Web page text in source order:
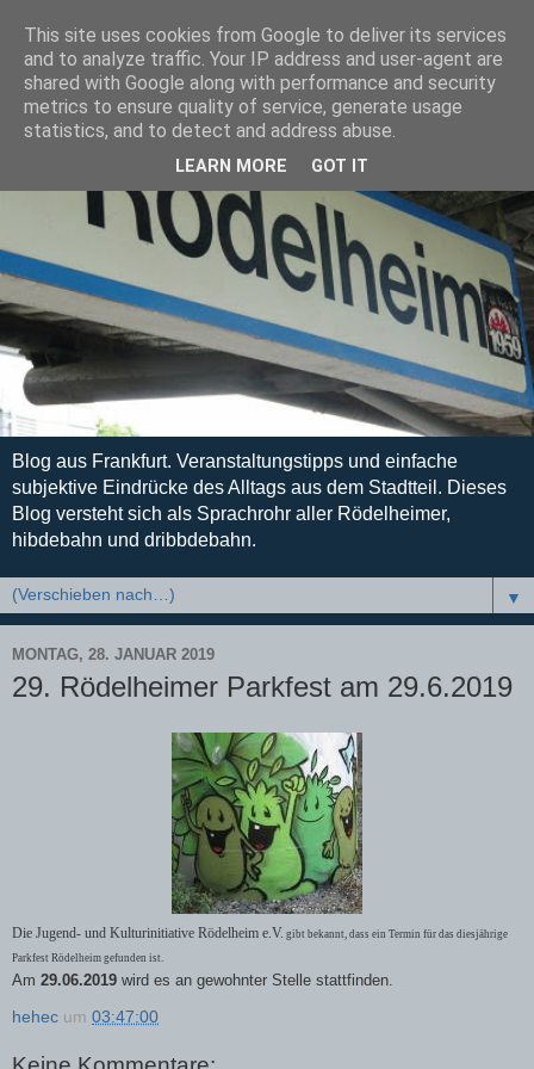
Blog aus Frankfurt. Veranstaltungstipps und einfache
subjektive Eindrücke des Alltags aus dem Stadtteil. Dieses
Blog versteht sich als Sprachrohr aller Rödelheimer,
hibdebahn und dribbdebahn.
▼
MONTAG, 28. JANUAR 2019
29. Rödelheimer Parkfest am 29.6.2019
Die Jugend- und Kulturinitiative Rödelheim e.V. gibt bekannt, dass ein Termin für das diesjährige
Parkfest Rödelheim gefunden ist.
Am 29.06.2019 wird es an gewohnter Stelle stattfinden.
hehec um 03:47:00
This site uses cookies from Google to deliver its services
and to analyze traffic. Your IP address and user-agent are
shared with Google along with performance and security
metrics to ensure quality of service, generate usage
statistics, and to detect and address abuse.
LEARN MORE GOT IT